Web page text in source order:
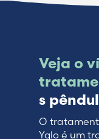
Veja o
s
O
Yglo é um